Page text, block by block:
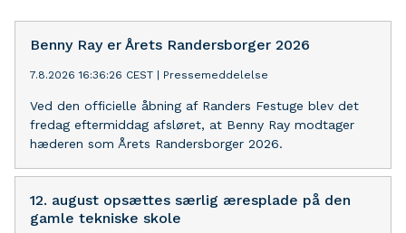
Benny Ray er Årets Randersborger 2026
7.8.2026 16:36:26 CEST | Pressemeddelelse
Ved den officielle åbning af Randers Festuge blev det
fredag eftermiddag afsløret, at Benny Ray modtager
hæderen som Årets Randersborger 2026.
12. august opsættes særlig æresplade på den
gamle tekniske skole